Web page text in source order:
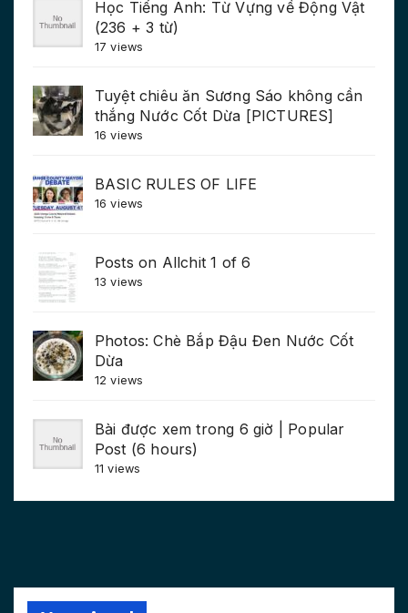
Học Tiếng Anh: Từ Vựng về Động Vật
(236 + 3 từ)
17 views
Tuyệt chiêu ăn Sương Sáo không cần
thắng Nước Cốt Dừa [PICTURES]
16 views
BASIC RULES OF LIFE
16 views
Posts on Allchit 1 of 6
13 views
Photos: Chè Bắp Đậu Đen Nước Cốt
Dừa
12 views
Bài được xem trong 6 giờ | Popular
Post (6 hours)
11 views